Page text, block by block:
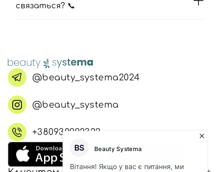
связаться? 📞
@beauty_systema2024
@beauty_systema
+380930992322